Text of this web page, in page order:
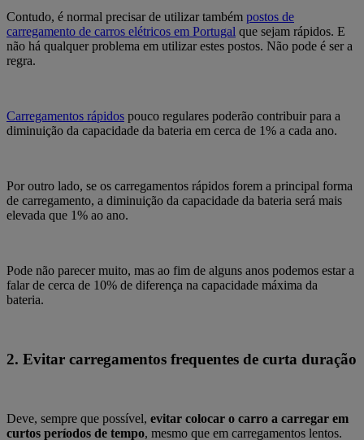
Contudo, é normal precisar de utilizar também postos de
carregamento de carros elétricos em Portugal que sejam rápidos. E
não há qualquer problema em utilizar estes postos. Não pode é ser a
regra.
Carregamentos rápidos pouco regulares poderão contribuir para a
diminuição da capacidade da bateria em cerca de 1% a cada ano.
Por outro lado, se os carregamentos rápidos forem a principal forma
de carregamento, a diminuição da capacidade da bateria será mais
elevada que 1% ao ano.
Pode não parecer muito, mas ao fim de alguns anos podemos estar a
falar de cerca de 10% de diferença na capacidade máxima da
bateria.
2. Evitar carregamentos frequentes de curta duração
Deve, sempre que possível, evitar colocar o carro a carregar em
curtos períodos de tempo, mesmo que em carregamentos lentos.